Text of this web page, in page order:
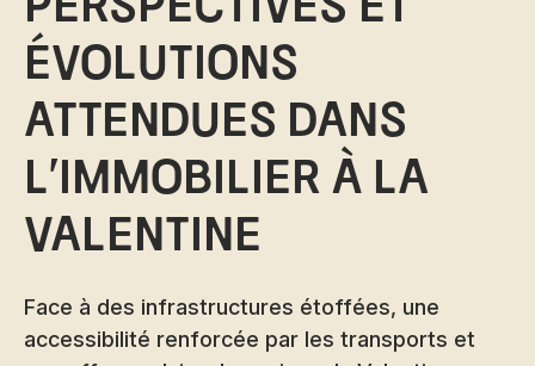
Perspectives et
évolutions
attendues dans
l'immobilier à la
Valentine
Face à des infrastructures étoffées, une
accessibilité renforcée par les transports et